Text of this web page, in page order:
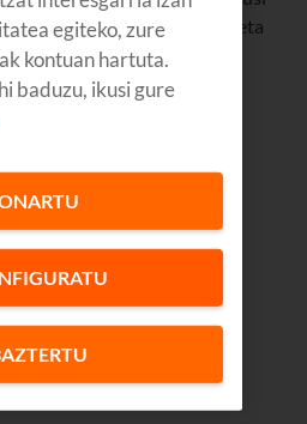
bilaketak errazago egiteko, eta
ezta?
egiteko, zure
kontuan hartuta.
baduzu, ikusi gure